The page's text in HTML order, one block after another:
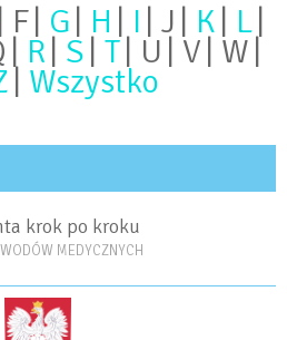
F G H I J K L
R S T U V W
Wszystko
krok po kroku
MEDYCZNYCH